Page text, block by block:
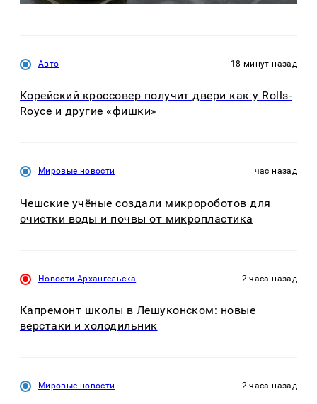
Авто 18 минут назад
Корейский кроссовер получит двери как у Rolls-
Royce и другие «фишки»
Мировые новости час назад
Чешские учёные создали микророботов для
очистки воды и почвы от микропластика
Новости Архангельска 2 часа назад
Капремонт школы в Лешуконском: новые
верстаки и холодильник
Мировые новости 2 часа назад